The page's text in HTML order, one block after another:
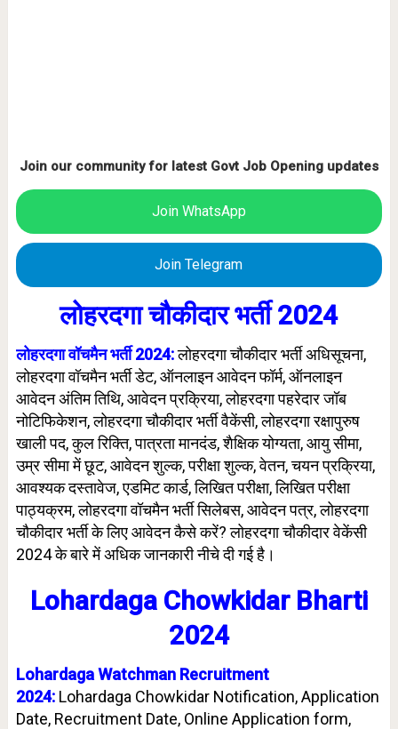
Join our community for latest Govt Job Opening updates
Join WhatsApp
Join Telegram
लोहरदगा चौकीदार भर्ती 2024
लोहरदगा वॉचमैन भर्ती 2024:लोहरदगा चौकीदार भर्ती अधिसूचना,
लोहरदगा वॉचमैन भर्ती डेट, ऑनलाइन आवेदन फॉर्म, ऑनलाइन
आवेदन अंतिम तिथि, आवेदन प्रक्रिया, लोहरदगा पहरेदार जॉब
नोटिफिकेशन, लोहरदगा चौकीदार भर्ती वैकेंसी, लोहरदगा रक्षापुरुष
खाली पद, कुल रिक्ति, पात्रता मानदंड, शैक्षिक योग्यता, आयु सीमा,
उम्र सीमा में छूट, आवेदन शुल्क, परीक्षा शुल्क, वेतन, चयन प्रक्रिया,
आवश्यक दस्तावेज, एडमिट कार्ड, लिखित परीक्षा, लिखित परीक्षा
पाठ्यक्रम, लोहरदगा वॉचमैन भर्ती सिलेबस, आवेदन पत्र, लोहरदगा
चौकीदार भर्ती के लिए आवेदन कैसे करें? लोहरदगा चौकीदार वेकेंसी
2024 के बारे में अधिक जानकारी नीचे दी गई है।
Lohardaga Chowkidar Bharti
2024
Lohardaga Watchman Recruitment
2024: Lohardaga Chowkidar Notification, Application
Date, Recruitment Date, Online Application form,